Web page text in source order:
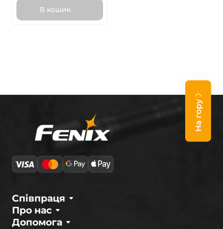
В кошик
На гору
Про нас
Співпраця
Допомога